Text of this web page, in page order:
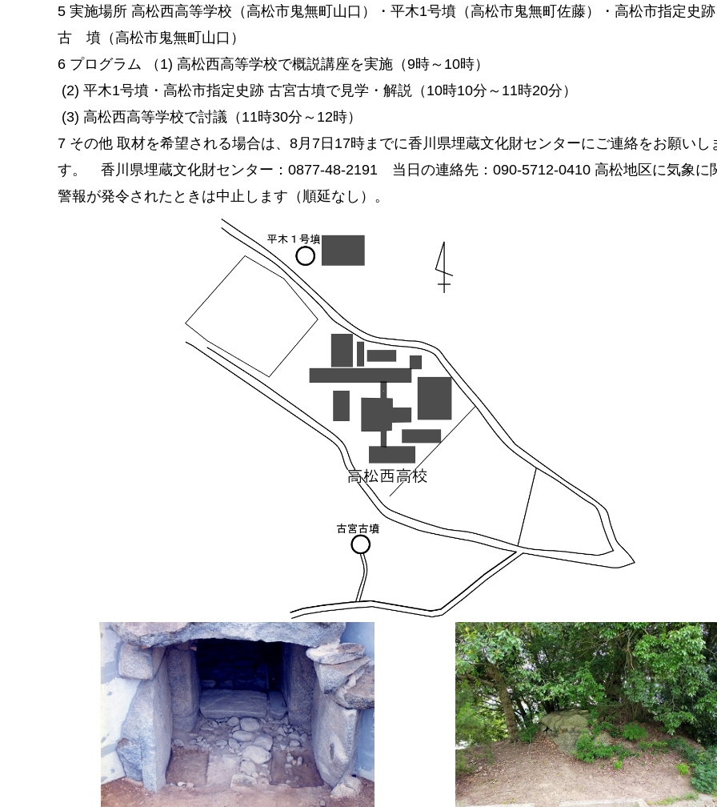
5 実施場所 高松西高等学校（高松市鬼無町山口）・平木1号墳（高松市鬼無町佐藤）・高松市指定史
古 墳（高松市鬼無町山口）
6 プログラム
（1) 高松西高等学校で概説講座を実施（9時～10時）
(2) 平木1号墳・高松市指定史跡 古宮古墳で見学・解説（10時10分～11時20分）
(3) 高松西高等学校で討議（11時30分～12時）
7 その他 取材を希望される場合は、8月7日17時までに香川県埋蔵文化財センターにご連絡をお願いし
す。 香川県埋蔵文化財センター：0877-48-2191 当日の連絡先：090-5712-0410 高松地区に気象に
警報が発令されたときは中止します（順延なし）。